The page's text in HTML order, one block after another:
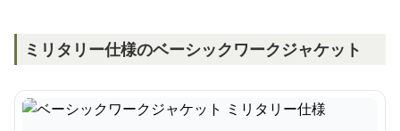
ミリタリー仕様のベーシックワークジャケット